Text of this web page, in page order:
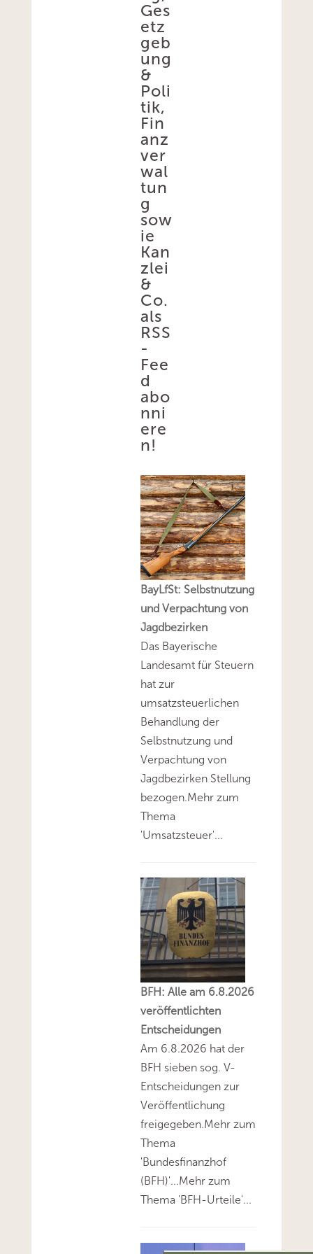
Ges
etz
geb
ung
&
Poli
tik,
Fin
anz
ver
wal
tun
g
sow
ie
Kan
zlei
&
Co.
als
RSS
-
Fee
d
abo
nni
ere
n!
BayLfSt: Selbstnutzung
und Verpachtung von
Jagdbezirken
Das Bayerische
Landesamt für Steuern
hat zur
umsatzsteuerlichen
Behandlung der
Selbstnutzung und
Verpachtung von
Jagdbezirken Stellung
bezogen.Mehr zum
Thema
'Umsatzsteuer'...
BFH: Alle am 6.8.2026
veröffentlichten
Entscheidungen
Am 6.8.2026 hat der
BFH sieben sog. V-
Entscheidungen zur
Veröffentlichung
freigegeben.Mehr zum
Thema
'Bundesfinanzhof
(BFH)'...Mehr zum
Thema 'BFH-Urteile'...